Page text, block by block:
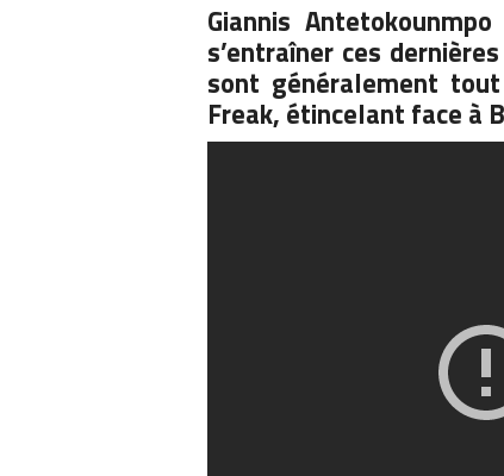
Giannis
s’entraîner ces
sont généralement
Freak, étincelant face à